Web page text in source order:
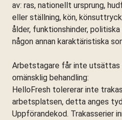
av: ras, nationellt ursprung,
eller ställning, kön,
ålder, funktionshinder,
någon annan karaktäristiska
Arbetstagare får inte utsättas
omänsklig behandling:
HelloFresh tolererar inte
arbetsplatsen, detta anges
Uppförandekod. Trakasserier